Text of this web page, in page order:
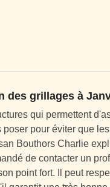
des grillages à
qui permettent
pour éviter que
Bouthors Charlie
de contacter un
point fort. Il peut